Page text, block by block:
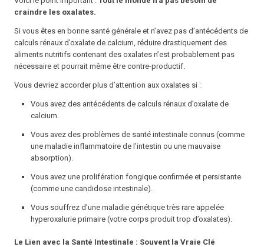
craindre les oxalates.
Si vous êtes en bonne santé générale et n’avez pas d’antécédents de
calculs rénaux d’oxalate de calcium, réduire drastiquement des
aliments nutritifs contenant des oxalates n’est probablement pas
nécessaire et pourrait même être contre-productif.
Vous devriez accorder plus d’attention aux oxalates si :
Vous avez des antécédents de calculs rénaux d’oxalate de
calcium.
Vous avez des problèmes de santé intestinale connus (comme
une maladie inflammatoire de l’intestin ou une mauvaise
absorption).
Vous avez une prolifération fongique confirmée et persistante
(comme une candidose intestinale).
Vous souffrez d’une maladie génétique très rare appelée
hyperoxalurie primaire (votre corps produit trop d’oxalates).
Le Lien avec la Santé Intestinale : Souvent la Vraie Clé